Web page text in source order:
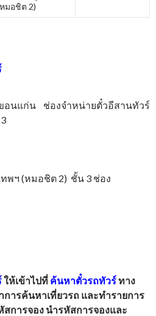
มอชิต 2)
อนแก่น ช่องจำหน่ายตั๋วอีสานทัวร์
พฯ (หมอชิต 2) ชั้น 3 ช่อง
ให้เข้าไปที่ ค้นหาตั๋วรถทัวร์ทาง
ารค้นหาเที่ยวรถ และทำรายการ
การจอง นำรหัสการจองและ